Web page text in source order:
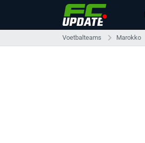
Voetbalteams Marokko